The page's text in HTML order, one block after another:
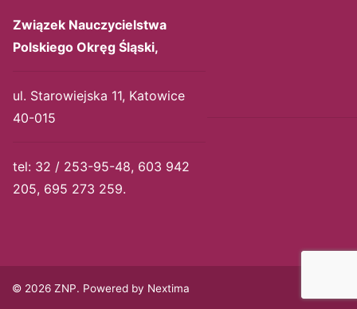
Związek Nauczycielstwa
Polskiego Okręg Śląski,
ul. Starowiejska 11, Katowice
40-015
tel: 32 / 253-95-48, 603 942
205, 695 273 259.
© 2026 ZNP. Powered by Nextima